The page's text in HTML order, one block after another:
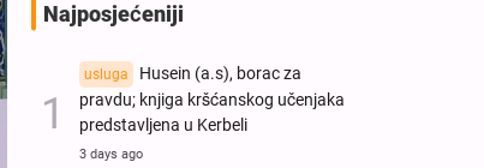
Najposjećeniji
usluga
Husein (a.s), borac za
pravdu; knjiga kršćanskog učenjaka
predstavljena u Kerbeli
3 days ago